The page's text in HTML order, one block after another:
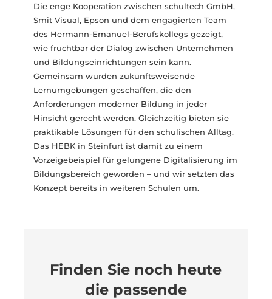
Die enge Kooperation zwischen schultech GmbH,
Smit Visual, Epson und dem engagierten Team
des Hermann-Emanuel-Berufskollegs gezeigt,
wie fruchtbar der Dialog zwischen Unternehmen
und Bildungseinrichtungen sein kann.
Gemeinsam wurden zukunftsweisende
Lernumgebungen geschaffen, die den
Anforderungen moderner Bildung in jeder
Hinsicht gerecht werden. Gleichzeitig bieten sie
praktikable Lösungen für den schulischen Alltag.
Das HEBK in Steinfurt ist damit zu einem
Vorzeigebeispiel für gelungene Digitalisierung im
Bildungsbereich geworden – und wir setzten das
Konzept bereits in weiteren Schulen um.
Finden Sie noch heute
die passende